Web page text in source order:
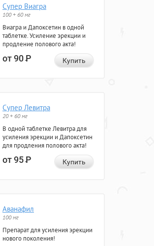
Супер Виагра
100 + 60 мг
Виагра и Дапоксетин в одной
таблетке. Усиление эрекции и
продление полового акта!
от 90Р Купить
Супер Левитра
20 + 60 мг
В одной таблетке Левитра для
усиления эрекции и Дапоксетин
для продления полового акта!
от 95Р Купить
Аванафил
100 мг
Препарат для усиления эрекции
нового поколения!